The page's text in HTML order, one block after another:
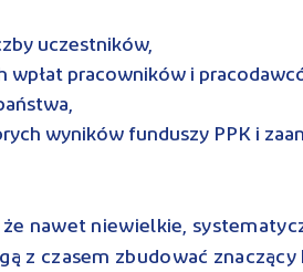
uczestników,
wpłat pracowników i
wyników funduszy PPK i
że nawet niewielkie,
z czasem zbudować znaczący